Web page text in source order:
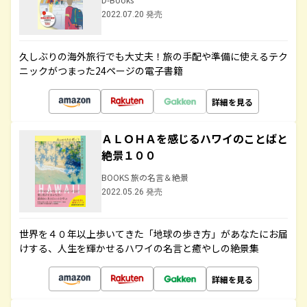
2022.07.20 発売
久しぶりの海外旅行でも大丈夫！旅の手配や準備に使えるテク
ニックがつまった24ページの電子書籍
詳細を見る
ＡＬＯＨＡを感じるハワイのことばと
絶景１００
BOOKS 旅の名言＆絶景
2022.05.26 発売
世界を４０年以上歩いてきた「地球の歩き方」があなたにお届
けする、人生を輝かせるハワイの名言と癒やしの絶景集
詳細を見る